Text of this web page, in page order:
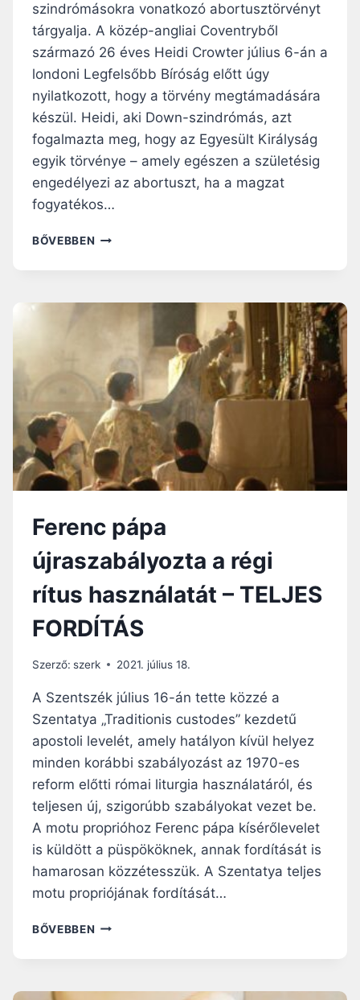
szindrómásokra vonatkozó abortusztörvényt
tárgyalja. A közép-angliai Coventryből
származó 26 éves Heidi Crowter július 6-án a
londoni Legfelsőbb Bíróság előtt úgy
nyilatkozott, hogy a törvény megtámadására
készül. Heidi, aki Down-szindrómás, azt
fogalmazta meg, hogy az Egyesült Királyság
egyik törvénye – amely egészen a születésig
engedélyezi az abortuszt, ha a magzat
fogyatékos…
BŐVEBBEN
ÉRZEM,
MEGHALTAM
VOLNA”
Ferenc pápa
újraszabályozta a régi
rítus használatát – TELJES
FORDÍTÁS
Szerző: szerk 2021. július 18.
A Szentszék július 16-án tette közzé a
Szentatya „Traditionis custodes” kezdetű
apostoli levelét, amely hatályon kívül helyez
minden korábbi szabályozást az 1970-es
reform előtti római liturgia használatáról, és
teljesen új, szigorúbb szabályokat vezet be.
A motu proprióhoz Ferenc pápa kísérőlevelet
is küldött a püspököknek, annak fordítását is
hamarosan közzétesszük. A Szentatya teljes
motu propriójának fordítását…
BŐVEBBEN FERENC
RÉGI